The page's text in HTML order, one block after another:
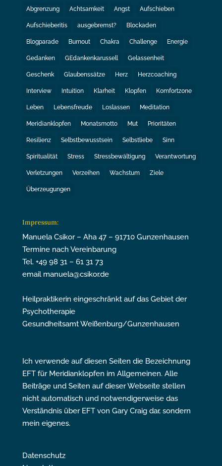
Abgrenzung Achtsamkeit Angst Aufschieben
Aufschieberitis ausgebremst? Blockaden
Blogparade Burnout Chakra Challenge Energie
Gedanken GEdankenkarussell Gelassenheit
Geschenk Glaubenssätze Herz Herzcoaching
Interview Intuition Klarheit Klopfen Komfortzone
Leben Lebensfreude Loslassen Meditation
Meridianklopfen Monatsmotto Mut Prioritäten
Resilienz Selbstbewusstsein Selbstliebe Sinn
Spiritualität Stress Stressbewältigung Verantwortung
Verletzungen Verzeihen Wachstum Ziele
Überzeugungen
Impressum:
Manuela Csikor – Aha 47 – 91710 Gunzenhausen
Termine nach Vereinbarung
Tel. +49 98 31 – 61 31 73
email manuela@csikor.de
Heilpraktikerin eingeschränkt auf das Gebiet der
Psychotherapie
Gesundheitsamt Weißenburg/Gunzenhausen
Ich verwende auf diesen Seiten die Bezeichnung
EFT für Meridianklopfen im Allgemeinen. Alle
Beiträge und Seiten auf dieser Webseite stellen
nicht automatisch und notwendigerweise das
Verständnis über EFT von Gary Craig dar, sondern
mein eigenes.
Datenschutz